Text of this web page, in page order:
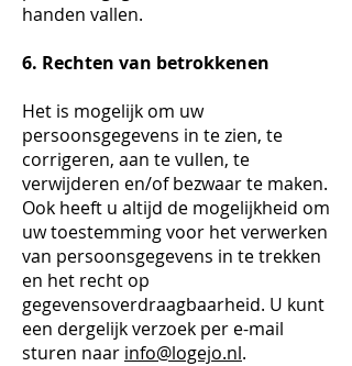
handen vallen.
6. Rechten van betrokkenen
Het is mogelijk om uw
persoonsgegevens in te zien, te
corrigeren, aan te vullen, te
verwijderen en/of bezwaar te maken.
Ook heeft u altijd de mogelijkheid om
uw toestemming voor het verwerken
van persoonsgegevens in te trekken
en het recht op
gegevensoverdraagbaarheid. U kunt
een dergelijk verzoek per e-mail
sturen naar info@logejo.nl.